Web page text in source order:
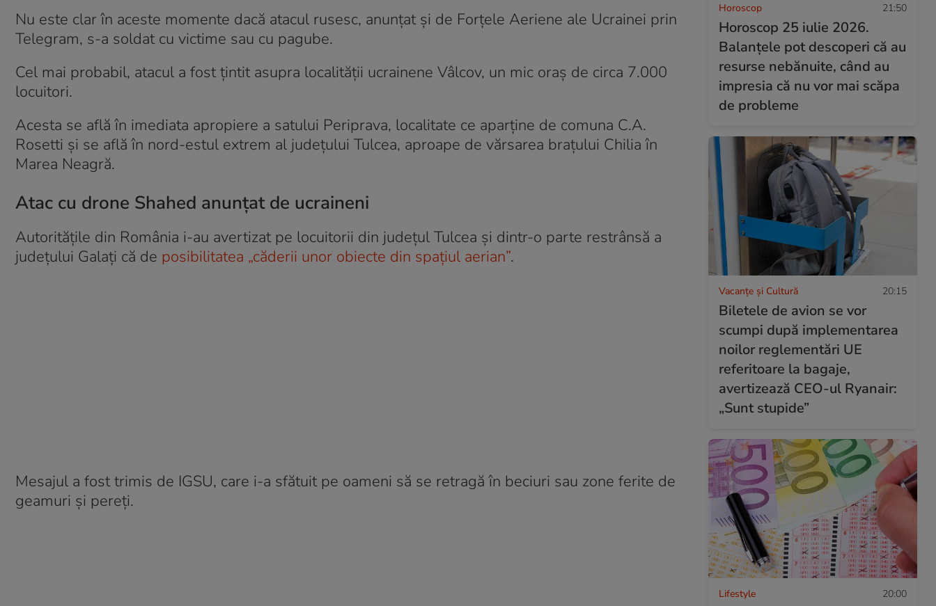
Nu este clar în aceste momente dacă atacul rusesc, anunțat și de Forțele Aeriene ale Ucrainei prin
Telegram, s-a soldat cu victime sau cu pagube.
Cel mai probabil, atacul a fost țintit asupra localității ucrainene Vâlcov, un mic oraș de circa 7.000
locuitori.
Acesta se află în imediata apropiere a satului Periprava, localitate ce aparține de comuna C.A.
Rosetti și se află în nord-estul extrem al județului Tulcea, aproape de vărsarea brațului Chilia în
Marea Neagră.
Atac cu drone Shahed anunțat de ucraineni
Autoritățile din România i-au avertizat pe locuitorii din județul Tulcea și dintr-o parte restrânsă a
județului Galați că de posibilitatea „căderii unor obiecte din spațiul aerian”.
Mesajul a fost trimis de IGSU, care i-a sfătuit pe oameni să se retragă în beciuri sau zone ferite de
geamuri și pereți.
Horoscop 21:50
Horoscop 25 iulie 2026.
Balanțele pot descoperi că au
resurse nebănuite, când au
impresia că nu vor mai scăpa
de probleme
Vacanțe și Cultură 20:15
Biletele de avion se vor
scumpi după implementarea
noilor reglementări UE
referitoare la bagaje,
avertizează CEO-ul Ryanair:
„Sunt stupide”
Lifestyle 20:00